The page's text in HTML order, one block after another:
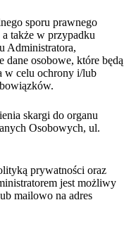
sporu prawnego
także w przypadku
Administratora,
dane osobowe, które będą
w celu ochrony i/lub
skargi do organu
Osobowych, ul.
prywatności oraz
jest możliwy
mailowo na adres